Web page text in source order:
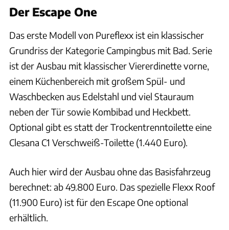
Der Escape One
Das erste Modell von Pureflexx ist ein klassischer
Grundriss der Kategorie Campingbus mit Bad. Serie
ist der Ausbau mit klassischer Viererdinette vorne,
einem Küchenbereich mit großem Spül- und
Waschbecken aus Edelstahl und viel Stauraum
neben der Tür sowie Kombibad und Heckbett.
Optional gibt es statt der Trockentrenntoilette eine
Clesana C1 Verschweiß-Toilette (1.440 Euro).
Auch hier wird der Ausbau ohne das Basisfahrzeug
berechnet: ab 49.800 Euro. Das spezielle Flexx Roof
(11.900 Euro) ist für den Escape One optional
erhältlich.